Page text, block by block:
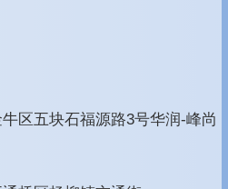
区五块石福源路3号华润-峰尚